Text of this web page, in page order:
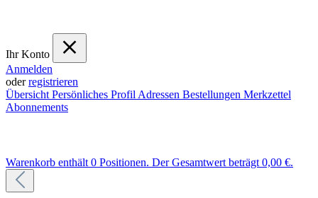
Ihr Konto
Anmelden
oderregistrieren
Übersicht Persönliches Profil Adressen Bestellungen Merkzettel
Abonnements
Warenkorb enthält 0 Positionen. Der Gesamtwert beträgt 0,00 €.